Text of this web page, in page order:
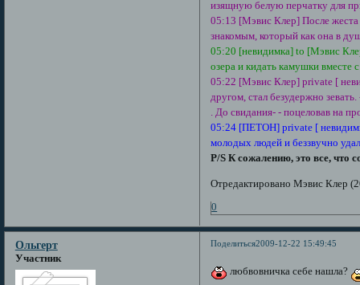
изящную белую перчатку для
05:13 [Мэвис Клер] После жеста
знакомым, который как она в
05:20 [невидимка] to [Мэвис
озера и кидать камушки
05:22 [Мэвис Клер] private [
другом, стал безудержно
. До свидания- - поцеловав на
05:24 [ПЕТОН] private [
молодых людей и беззвучно
P/S К сожалению, это все, что
Отредактировано Мэвис Клер
0
Поделиться2009-12-22 15:49:45
Ольгерт
Участник
любвовничка себе нашла?